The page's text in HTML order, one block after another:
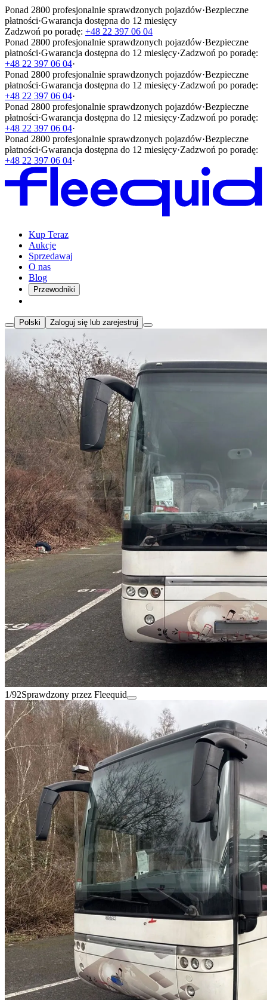
Ponad 2800 profesjonalnie sprawdzonych pojazdów·Bezpieczne
płatności·Gwarancja dostępna do 12 miesięcy
Zadzwoń po poradę: +48 22 397 06 04
Ponad 2800 profesjonalnie sprawdzonych pojazdów·Bezpieczne
płatności·Gwarancja dostępna do 12 miesięcy·Zadzwoń po poradę:
+48 22 397 06 04·
Ponad 2800 profesjonalnie sprawdzonych pojazdów·Bezpieczne
płatności·Gwarancja dostępna do 12 miesięcy·Zadzwoń po poradę:
+48 22 397 06 04·
Ponad 2800 profesjonalnie sprawdzonych pojazdów·Bezpieczne
płatności·Gwarancja dostępna do 12 miesięcy·Zadzwoń po poradę:
+48 22 397 06 04·
Ponad 2800 profesjonalnie sprawdzonych pojazdów·Bezpieczne
płatności·Gwarancja dostępna do 12 miesięcy·Zadzwoń po poradę:
+48 22 397 06 04·
Kup Teraz
Aukcje
Sprzedawaj
O nas
Blog
Przewodniki
Polski Zaloguj się lub zarejestruj
1/92Sprawdzony przez Fleequid